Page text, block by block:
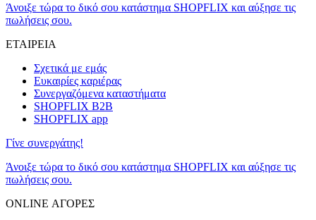
Άνοιξε τώρα το δικό σου κατάστημα SHOPFLIX και αύξησε τις
πωλήσεις σου.
ΕΤΑΙΡΕΙΑ
Σχετικά με εμάς
Ευκαιρίες καριέρας
Συνεργαζόμενα καταστήματα
SHOPFLIX B2B
SHOPFLIX app
Γίνε συνεργάτης!
Άνοιξε τώρα το δικό σου κατάστημα SHOPFLIX και αύξησε τις
πωλήσεις σου.
ONLINE ΑΓΟΡΕΣ